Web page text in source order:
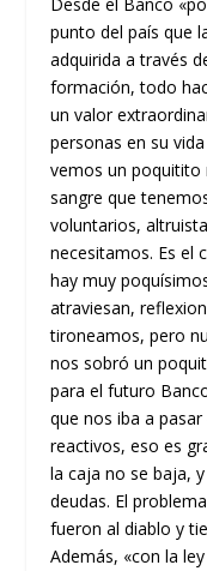
punto del país que
adquirida a través
formación, todo
un valor
personas en su
vemos un poquitito
sangre que
voluntarios,
necesitamos. Es el
hay muy
atraviesan,
tironeamos, pero
nos sobró un
para el futuro
que nos iba a
reactivos, eso es
la caja no se baja,
deudas. El
fueron al diablo y
Además, «con la